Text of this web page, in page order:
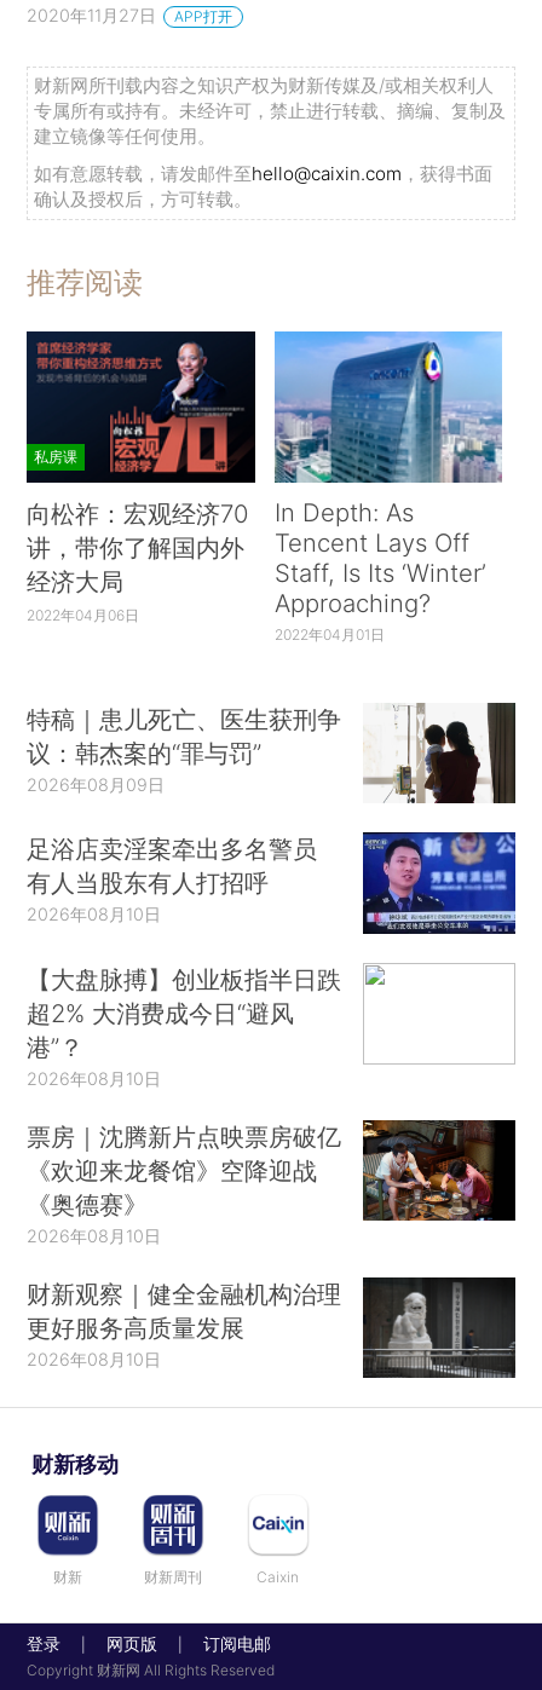
2020年11月27日 APP打开
财新网所刊载内容之知识产权为财新传媒及/或相关权利人
专属所有或持有。未经许可，禁止进行转载、摘编、复制及
建立镜像等任何使用。
如有意愿转载，请发邮件至hello@caixin.com ，获得书面
确认及授权后，方可转载。
推荐阅读
私房课
向松祚：宏观经济70
讲，带你了解国内外
经济大局
2022年04月06日
In Depth: As
Tencent Lays Off
Staff, Is Its ‘Winter’
Approaching?
2022年04月01日
特稿｜患儿死亡、医生获刑争
议：韩杰案的“罪与罚”
2026年08月09日
足浴店卖淫案牵出多名警员
有人当股东有人打招呼
2026年08月10日
【大盘脉搏】创业板指半日跌
超2% 大消费成今日“避风
港”？
2026年08月10日
票房｜沈腾新片点映票房破亿
《欢迎来龙餐馆》空降迎战
《奥德赛》
2026年08月10日
财新观察｜健全金融机构治理
更好服务高质量发展
2026年08月10日
财新移动
财新 财新周刊 Caixin
登录 网页版 订阅电邮
Copyright 财新网 All Rights Reserved